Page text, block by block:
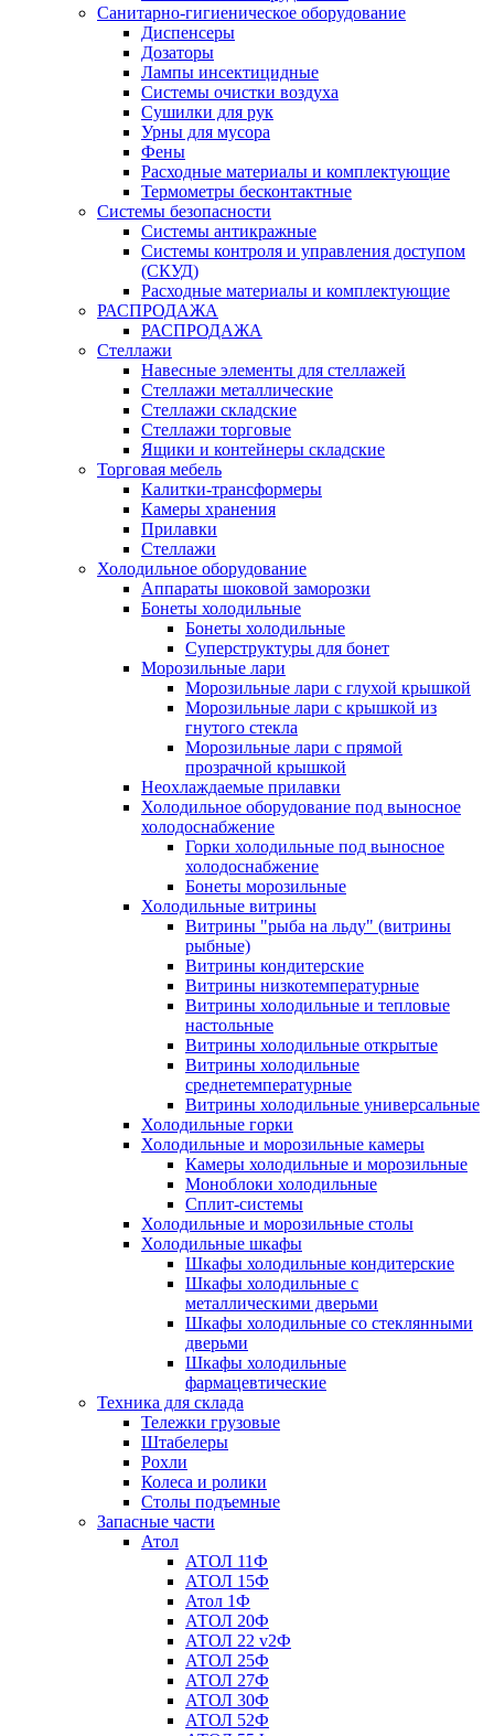
Санитарно-гигиеническое оборудование
Диспенсеры
Дозаторы
Лампы инсектицидные
Системы очистки воздуха
Сушилки для рук
Урны для мусора
Фены
Расходные материалы и комплектующие
Термометры бесконтактные
Системы безопасности
Системы антикражные
Системы контроля и управления доступом
(СКУД)
Расходные материалы и комплектующие
РАСПРОДАЖА
РАСПРОДАЖА
Стеллажи
Навесные элементы для стеллажей
Стеллажи металлические
Стеллажи складские
Стеллажи торговые
Ящики и контейнеры складские
Торговая мебель
Калитки-трансформеры
Камеры хранения
Прилавки
Стеллажи
Холодильное оборудование
Аппараты шоковой заморозки
Бонеты холодильные
Бонеты холодильные
Суперструктуры для бонет
Морозильные лари
Морозильные лари с глухой крышкой
Морозильные лари с крышкой из
гнутого стекла
Морозильные лари с прямой
прозрачной крышкой
Неохлаждаемые прилавки
Холодильное оборудование под выносное
холодоснабжение
Горки холодильные под выносное
холодоснабжение
Бонеты морозильные
Холодильные витрины
Витрины "рыба на льду" (витрины
рыбные)
Витрины кондитерские
Витрины низкотемпературные
Витрины холодильные и тепловые
настольные
Витрины холодильные открытые
Витрины холодильные
среднетемпературные
Витрины холодильные универсальные
Холодильные горки
Холодильные и морозильные камеры
Камеры холодильные и морозильные
Моноблоки холодильные
Сплит-системы
Холодильные и морозильные столы
Холодильные шкафы
Шкафы холодильные кондитерские
Шкафы холодильные с
металлическими дверьми
Шкафы холодильные со стеклянными
дверьми
Шкафы холодильные
фармацевтические
Техника для склада
Тележки грузовые
Штабелеры
Рохли
Колеса и ролики
Столы подъемные
Запасные части
Атол
АТОЛ 11Ф
АТОЛ 15Ф
Атол 1Ф
АТОЛ 20Ф
АТОЛ 22 v2Ф
АТОЛ 25Ф
АТОЛ 27Ф
АТОЛ 30Ф
АТОЛ 52Ф